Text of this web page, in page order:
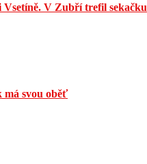
V Zubří trefil sekačku
má svou oběť